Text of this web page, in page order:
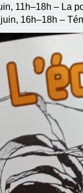
11h–18h – La
16h–18h –